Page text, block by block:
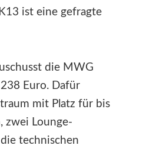
ist eine gefragte
die MWG
Euro. Dafür
mit Platz für bis
zwei Lounge-
technischen